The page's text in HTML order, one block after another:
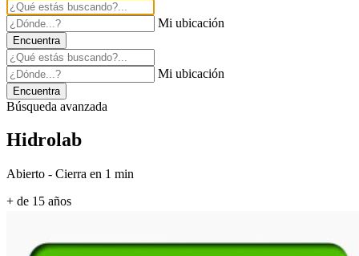
Mi ubicación
Encuentra
Mi ubicación
Encuentra
Búsqueda avanzada
Hidrolab
Abierto - Cierra en 1 min
+ de 15 años